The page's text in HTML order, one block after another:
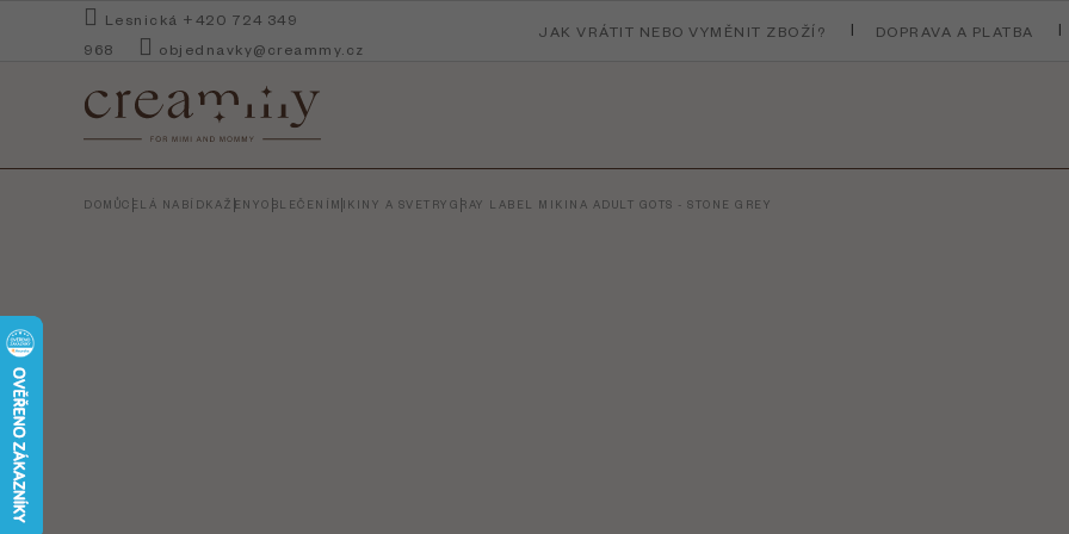
Lesnická +420 724 349
968
objednavky@creammy.cz
JAK VRÁTIT NEBO VYMĚNIT ZBOŽÍ? DOPRAVA A PLATBA
DOMŮCELÁ NABÍDKAŽENYOBLEČENÍ MIKINY A SVETRY GRAY LABEL MIKINA ADULT GOTS - STONE GREY